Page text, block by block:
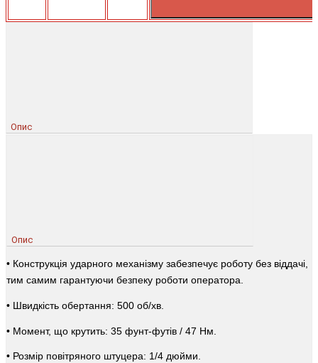
Опис
Опис
• Конструкція ударного механізму забезпечує роботу без віддачі,
тим самим гарантуючи безпеку роботи оператора.
• Швидкість обертання: 500 об/хв.
• Момент, що крутить: 35 фунт-футів / 47 Нм.
• Розмір повітряного штуцера: 1/4 дюйми.